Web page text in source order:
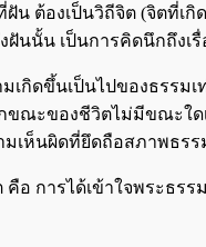
ต้องเป็นวิถีจิต (จิตที่
นนั้น เป็นการคิดนึกถึง
เกิดขึ้นเป็นไปของธรร
ขณะของชีวิตไม่มีขณะ
เห็นผิดที่ยึดถือสภาพธรร
อ การได้เข้าใจพระธร